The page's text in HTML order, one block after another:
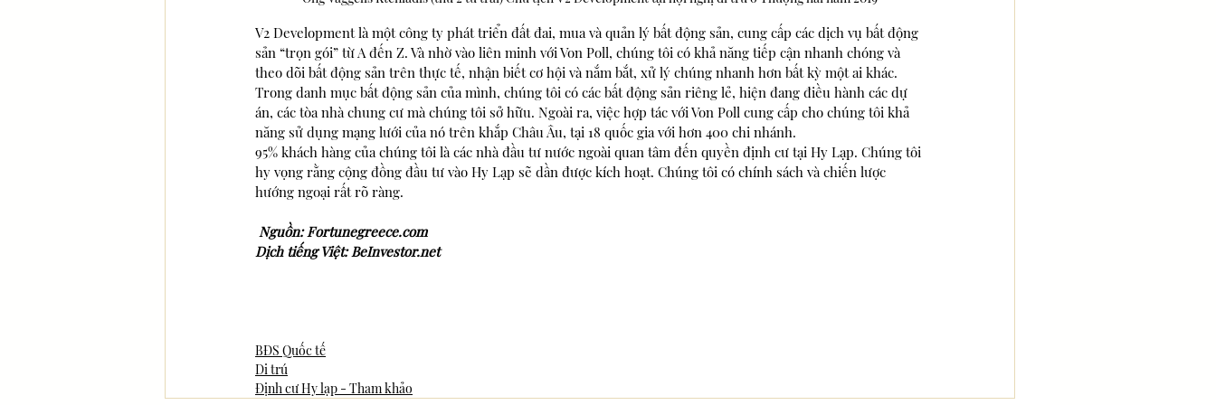
V2 Development là một công ty phát triển đất đai, mua và quản lý bất động sản, cung cấp các dịch vụ bất động
sản “trọn gói” từ A đến Z. Và nhờ vào liên minh với Von Poll, chúng tôi có khả năng tiếp cận nhanh chóng và
theo dõi bất động sản trên thực tế, nhận biết cơ hội và nắm bắt, xử lý chúng nhanh hơn bất kỳ một ai khác.
Trong danh mục bất động sản của mình, chúng tôi có các bất động sản riêng lẻ, hiện đang điều hành các dự
án, các tòa nhà chung cư mà chúng tôi sở hữu. Ngoài ra, việc hợp tác với Von Poll cung cấp cho chúng tôi khả
năng sử dụng mạng lưới của nó trên khắp Châu Âu, tại 18 quốc gia với hơn 400 chi nhánh.
95% khách hàng của chúng tôi là các nhà đầu tư nước ngoài quan tâm đến quyền định cư tại Hy Lạp. Chúng tôi
hy vọng rằng cộng đồng đầu tư vào Hy Lạp sẽ dần được kích hoạt. Chúng tôi có chính sách và chiến lược
hướng ngoại rất rõ ràng.
Nguồn: Fortunegreece.com
Dịch tiếng Việt: BeInvestor.net
BĐS Quốc tế
Di trú
Định cư Hy lạp - Tham khảo